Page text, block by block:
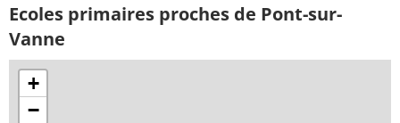
Ecoles primaires proches de Pont-sur-
Vanne
+
−